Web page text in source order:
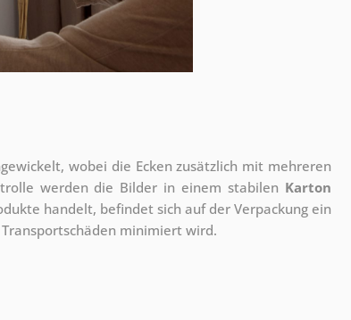
wobei die Ecken zusätzlich mit mehreren
werden die Bilder in einem stabilen Karton
handelt, befindet sich auf der Verpackung ein
minimiert wird.